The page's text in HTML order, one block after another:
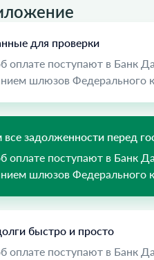
для проверки
оплате поступают в Банк
шлюзов Федерального
задолженности перед
оплате поступают в Банк
шлюзов Федерального
быстро и просто
оплате поступают в Банк